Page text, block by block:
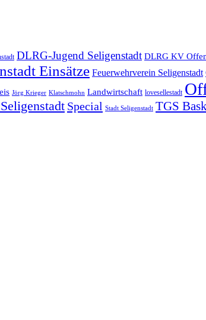
DLRG-Jugend Seligenstadt DLRG KV
Einsätze Feuerwehrverein Seligenstadt
Jörg Krieger Klatschmohn Landwirtschaft lovesellestadt
Special Stadt Seligenstadt TGS